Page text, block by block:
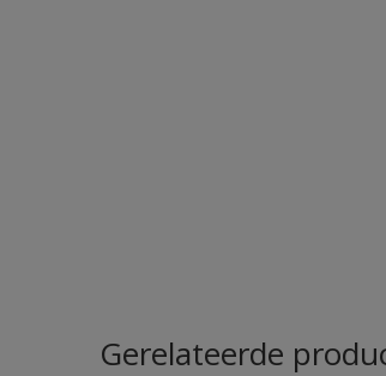
Gerelateerde